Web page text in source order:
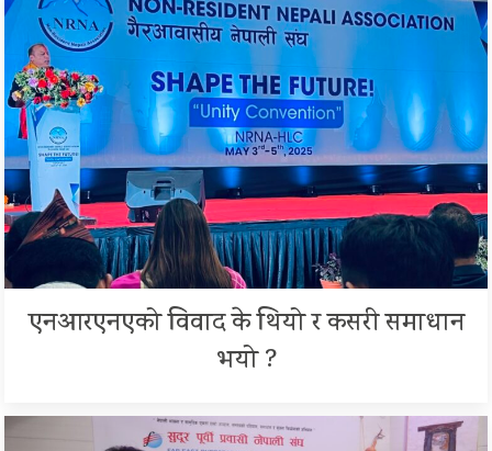
एनआरएनएको विवाद के थियो र कसरी समाधान
भयो ?